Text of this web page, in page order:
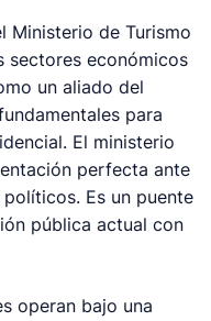
Ministerio de Turismo
sectores económicos
un aliado del
para
El ministerio
perfecta ante
Es un puente
pública actual con
operan bajo una